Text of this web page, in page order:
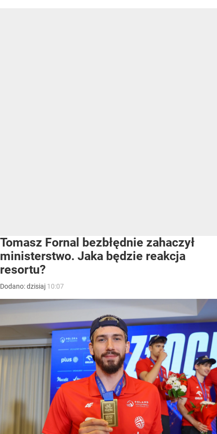
Tomasz Fornal bezbłędnie zahaczył
ministerstwo. Jaka będzie reakcja
resortu?
Dodano:dzisiaj 10:07